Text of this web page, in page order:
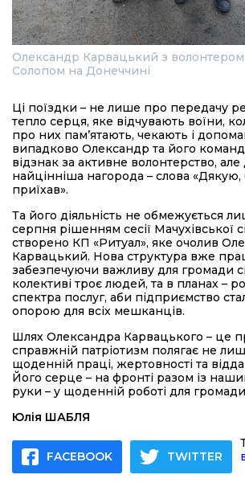
Олександр Карвацький з
Солопом на Донеччині
Ці поїздки – не лише про передачу
тепло серця, яке відчувають воїни,
про них пам’ятають, чекають і
випадково Олександр та його
відзнак за активне волонтерство, але
найцінніша нагорода – слова
приїхав».
Та його діяльність не обмежується
серпня рішенням сесії Мачухівської
створено КП «Ритуал», яке очолив
Карвацький. Нова структура вже
забезпечуючи важливу для громади
колективі троє людей, та в планах –
спектра послуг, аби підприємство
опорою для всіх мешканців.
Шлях Олександра Карвацького – це
справжній патріотизм полягає не
щоденній праці, жертовності та
Його серце – на фронті разом із
руки – у щоденній роботі для
Юлія ШАБЛЯ
FACEBOOK TWITTER